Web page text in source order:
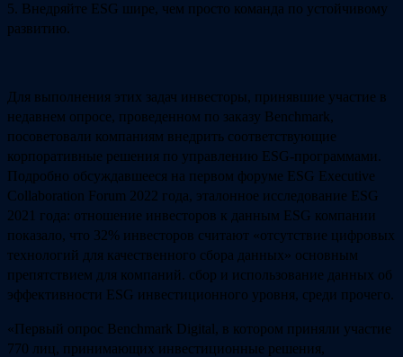
5. Внедряйте ESG шире, чем просто команда по устойчивому
развитию.
Для выполнения этих задач инвесторы, принявшие участие в
недавнем опросе, проведенном по заказу Benchmark,
посоветовали компаниям внедрить соответствующие
корпоративные решения по управлению ESG-программами.
Подробно обсуждавшееся на первом форуме ESG Executive
Collaboration Forum 2022 года, эталонное исследование ESG
2021 года: отношение инвесторов к данным ESG компании
показало, что 32% инвесторов считают «отсутствие цифровых
технологий для качественного сбора данных» основным
препятствием для компаний. сбор и использование данных об
эффективности ESG инвестиционного уровня, среди прочего.
«Первый опрос Benchmark Digital, в котором приняли участие
770 лиц, принимающих инвестиционные решения,